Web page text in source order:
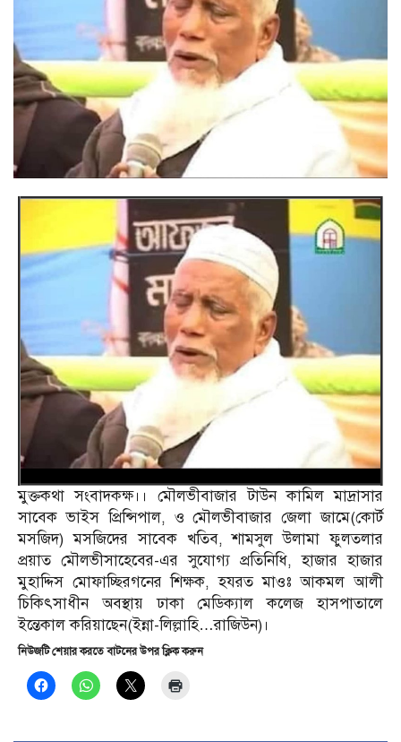
মুক্তকথা সংবাদকক্ষ।। মৌলভীবাজার টাউন কামিল মাদ্রাসার
সাবেক ভাইস প্রিন্সিপাল, ও মৌলভীবাজার জেলা জামে(কোর্ট
মসজিদ) মসজিদের সাবেক খতিব, শামসুল উলামা ফুলতলার
প্রয়াত মৌলভীসাহেবের-এর সুযোগ্য প্রতিনিধি, হাজার হাজার
মুহাদ্দিস মোফাচ্ছিরগনের শিক্ষক, হযরত মাওঃ আকমল আলী
চিকিৎসাধীন অবস্থায় ঢাকা মেডিক্যাল কলেজ হাসপাতালে
ইন্তেকাল করিয়াছেন(ইন্না-লিল্লাহি…রাজিউন)।
নিউজটি শেয়ার করতে বাটনের উপর ক্লিক করুন